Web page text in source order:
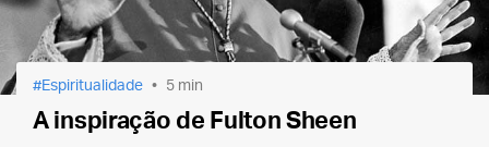
Espiritualidade 5 min
A inspiração de Fulton Sheen